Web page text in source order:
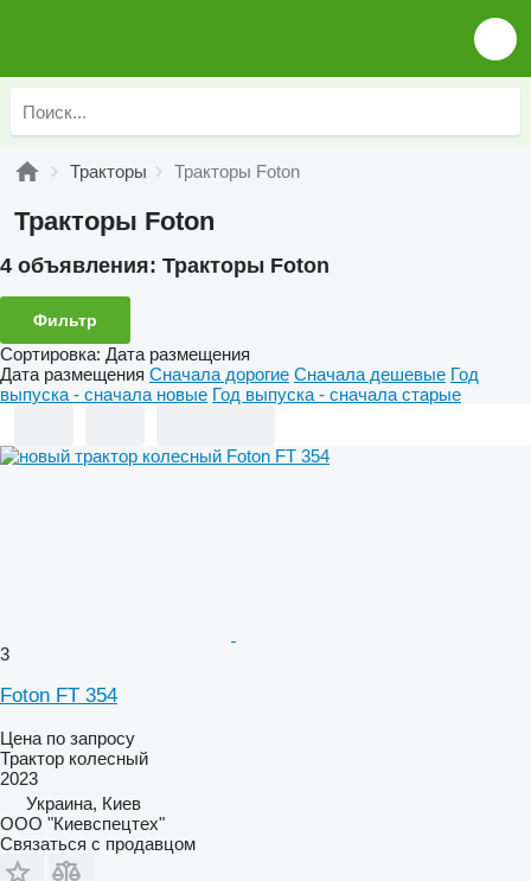
Тракторы Тракторы Foton
Тракторы Foton
4 объявления: Тракторы Foton
Фильтр
Сортировка: Дата размещения
Дата размещения Сначала дорогие Сначала дешевые Год
выпуска - сначала новые Год выпуска - сначала старые
3
Foton FT 354
Цена по запросу
Трактор колесный
2023
Украина, Киев
ООО "Киевспецтех"
Связаться с продавцом